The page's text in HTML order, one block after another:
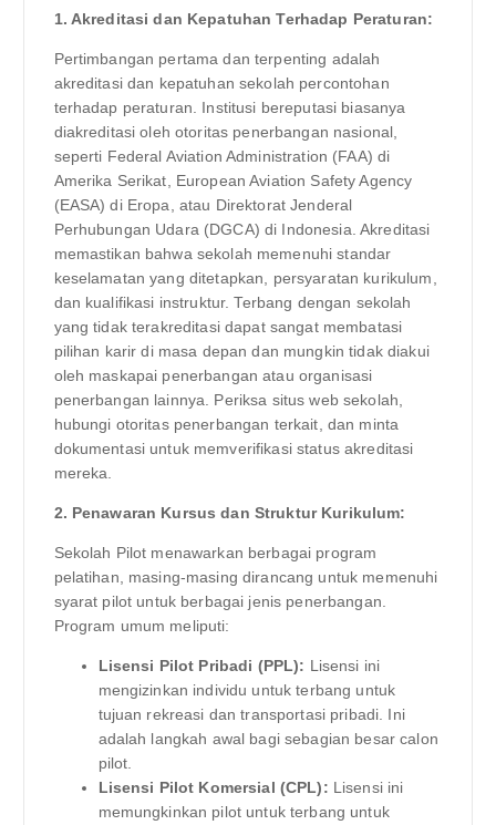
1. Akreditasi dan Kepatuhan Terhadap Peraturan:
Pertimbangan pertama dan terpenting adalah
akreditasi dan kepatuhan sekolah percontohan
terhadap peraturan. Institusi bereputasi biasanya
diakreditasi oleh otoritas penerbangan nasional,
seperti Federal Aviation Administration (FAA) di
Amerika Serikat, European Aviation Safety Agency
(EASA) di Eropa, atau Direktorat Jenderal
Perhubungan Udara (DGCA) di Indonesia. Akreditasi
memastikan bahwa sekolah memenuhi standar
keselamatan yang ditetapkan, persyaratan kurikulum,
dan kualifikasi instruktur. Terbang dengan sekolah
yang tidak terakreditasi dapat sangat membatasi
pilihan karir di masa depan dan mungkin tidak diakui
oleh maskapai penerbangan atau organisasi
penerbangan lainnya. Periksa situs web sekolah,
hubungi otoritas penerbangan terkait, dan minta
dokumentasi untuk memverifikasi status akreditasi
mereka.
2. Penawaran Kursus dan Struktur Kurikulum:
Sekolah Pilot menawarkan berbagai program
pelatihan, masing-masing dirancang untuk memenuhi
syarat pilot untuk berbagai jenis penerbangan.
Program umum meliputi:
Lisensi Pilot Pribadi (PPL): Lisensi ini
mengizinkan individu untuk terbang untuk
tujuan rekreasi dan transportasi pribadi. Ini
adalah langkah awal bagi sebagian besar calon
pilot.
Lisensi Pilot Komersial (CPL): Lisensi ini
memungkinkan pilot untuk terbang untuk